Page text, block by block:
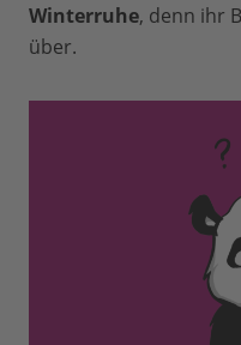
Winterruhe, denn ihr
über.